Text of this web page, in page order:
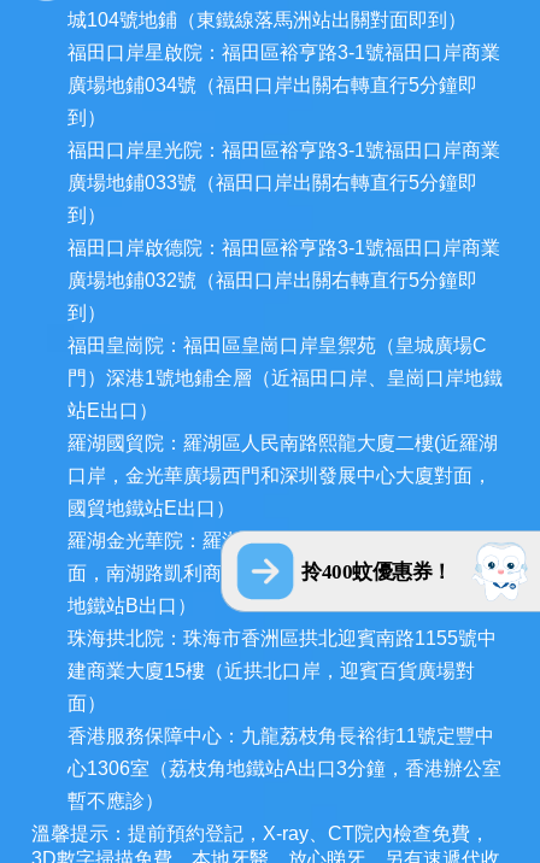
拎400蚊優惠券！
城104號地鋪（東鐵線落馬洲站出關對面即到）
福田口岸星啟院：福田區裕亨路3-1號福田口岸商業
廣場地鋪034號（福田口岸出關右轉直行5分鐘即
到）
福田口岸星光院：福田區裕亨路3-1號福田口岸商業
廣場地鋪033號（福田口岸出關右轉直行5分鐘即
到）
福田口岸啟德院：福田區裕亨路3-1號福田口岸商業
廣場地鋪032號（福田口岸出關右轉直行5分鐘即
到）
福田皇崗院：福田區皇崗口岸皇禦苑（皇城廣場C
門）深港1號地鋪全層（近福田口岸、皇崗口岸地鐵
站E出口）
羅湖國貿院：羅湖區人民南路熙龍大廈二樓(近羅湖
口岸，金光華廣場西門和深圳發展中心大廈對面，
國貿地鐵站E出口）
羅湖金光華院：羅湖區國貿金光華廣場東二門對
面，南湖路凱利商業廣場地鋪（近羅湖口岸、國貿
地鐵站B出口）
珠海拱北院：珠海市香洲區拱北迎賓南路1155號中
建商業大廈15樓（近拱北口岸，迎賓百貨廣場對
面）
香港服務保障中心：九龍荔枝角長裕街11號定豐中
心1306室（荔枝角地鐵站A出口3分鐘，香港辦公室
暫不應診）
溫馨提示：提前預約登記，X-ray、CT院內檢查免費，